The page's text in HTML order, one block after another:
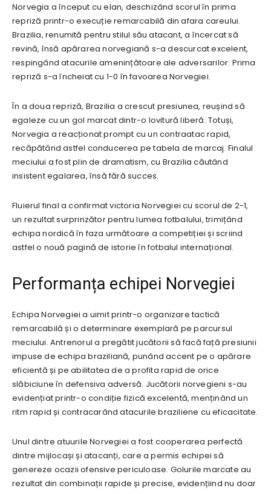
Norvegia a început cu elan, deschizând scorul în prima
repriză printr-o execuție remarcabilă din afara careului.
Brazilia, renumită pentru stilul său atacant, a încercat să
revină, însă apărarea norvegiană s-a descurcat excelent,
respingând atacurile amenințătoare ale adversarilor. Prima
repriză s-a încheiat cu 1-0 în favoarea Norvegiei.
În a doua repriză, Brazilia a crescut presiunea, reușind să
egaleze cu un gol marcat dintr-o lovitură liberă. Totuși,
Norvegia a reacționat prompt cu un contraatac rapid,
recăpătând astfel conducerea pe tabela de marcaj. Finalul
meciului a fost plin de dramatism, cu Brazilia căutând
insistent egalarea, însă fără succes.
Fluierul final a confirmat victoria Norvegiei cu scorul de 2-1,
un rezultat surprinzător pentru lumea fotbalului, trimițând
echipa nordică în faza următoare a competiției și scriind
astfel o nouă pagină de istorie în fotbalul internațional.
Performanța echipei Norvegiei
Echipa Norvegiei a uimit printr-o organizare tactică
remarcabilă și o determinare exemplară pe parcursul
meciului. Antrenorul a pregătit jucătorii să facă față presiunii
impuse de echipa braziliană, punând accent pe o apărare
eficientă și pe abilitatea de a profita rapid de orice
slăbiciune în defensiva adversă. Jucătorii norvegieni s-au
evidențiat printr-o condiție fizică excelentă, menținând un
ritm rapid și contracarând atacurile braziliene cu eficacitate.
Unul dintre atuurile Norvegiei a fost cooperarea perfectă
dintre mijlocași și atacanți, care a permis echipei să
genereze ocazii ofensive periculoase. Golurile marcate au
rezultat din combinații rapide și precise, evidențiind nu doar